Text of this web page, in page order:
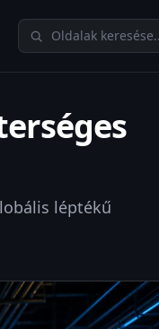
Keresés a
léptékű